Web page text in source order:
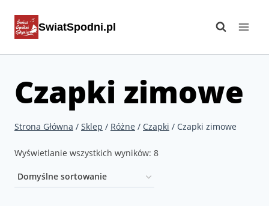
SwiatSpodni.pl
Czapki zimowe
Strona Główna / Sklep / Różne / Czapki / Czapki zimowe
Wyświetlanie wszystkich wyników: 8